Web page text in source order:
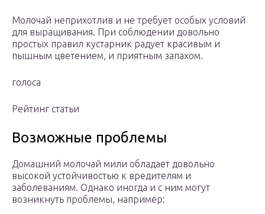
Молочай неприхотлив и не требует особых условий
для выращивания. При соблюдении довольно
простых правил кустарник радует красивым и
пышным цветением, и приятным запахом.
голоса
Рейтинг статьи
Возможные проблемы
Домашний молочай мили обладает довольно
высокой устойчивостью к вредителям и
заболеваниям. Однако иногда и с ним могут
возникнуть проблемы, например: